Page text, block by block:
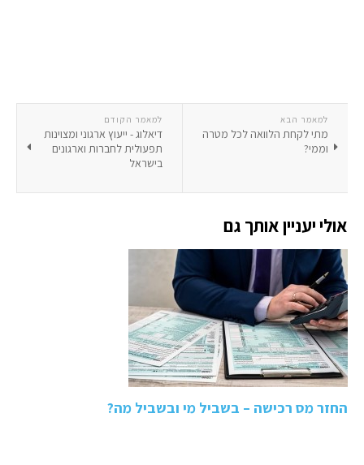
למאמר הקודם
דיאלוג - ייעוץ ארגוני ומצוינות
תפעולית לחברות וארגונים
בישראל
למאמר הבא
מתי לקחת הלוואה לכל מטרה
וממי?
אולי יעניין אותך גם
החזר מס רכישה – בשביל מי ובשביל מה?